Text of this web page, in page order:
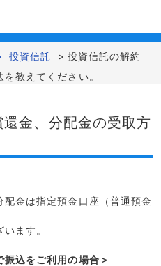
投資信託 > 投資信託の解約
教えてください。
金、分配金の受取方
金は指定預金口座（普通預金
ます。
込をご利用の場合＞